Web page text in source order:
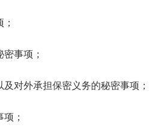
事项；
对外承担保密义务的秘密事项；
；